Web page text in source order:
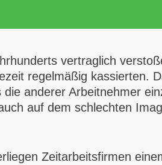
vertraglich
regelmäßig kassierten.
anderer Arbeitnehmer
auf dem schlechten
Zeitarbeitsfirmen